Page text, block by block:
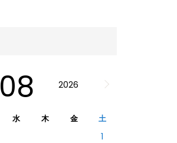
08 2026
水 木 金 土
1